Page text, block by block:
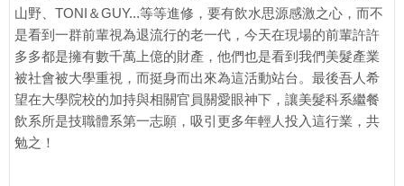
山野、TONI＆GUY...等等進修，要有飲水思源感激之心，而不
是看到一群前輩視為退流行的老一代，今天在現場的前輩許許
多多都是擁有數千萬上億的財產，他們也是看到我們美髮產業
被社會被大學重視，而挺身而出來為這活動站台。最後吾人希
望在大學院校的加持與相關官員關愛眼神下，讓美髮科系繼餐
飲系所是技職體系第一志願，吸引更多年輕人投入這行業，共
勉之！